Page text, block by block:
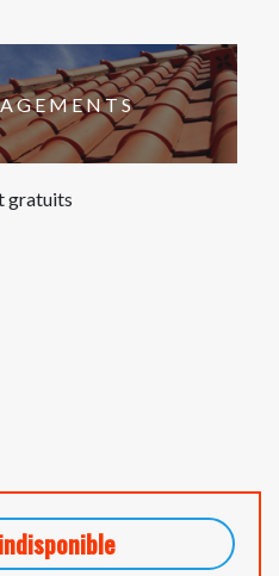
gratuits
indisponible